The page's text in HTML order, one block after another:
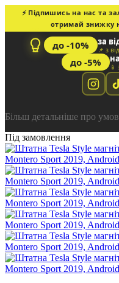
⚡ Підпишись на нас та
отримай знижку
до -10% за
📌 з
до -5%
Більш детальніше про
Під замовлення